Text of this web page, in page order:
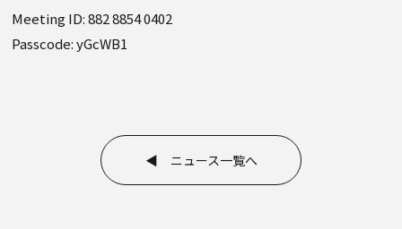
Meeting ID: 882 8854 0402
Passcode: yGcWB1
◀ ニュース一覧へ